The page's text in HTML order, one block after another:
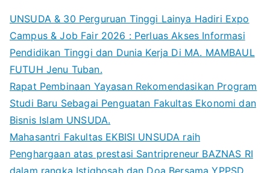
UNSUDA & 30 Perguruan Tinggi Lainya Hadiri Expo
Campus & Job Fair 2026 : Perluas Akses Informasi
Pendidikan Tinggi dan Dunia Kerja Di MA. MAMBAUL
FUTUH Jenu Tuban.
Rapat Pembinaan Yayasan Rekomendasikan Program
Studi Baru Sebagai Penguatan Fakultas Ekonomi dan
Bisnis Islam UNSUDA.
Mahasantri Fakultas EKBISI UNSUDA raih
Penghargaan atas prestasi Santripreneur BAZNAS RI
dalam rangka Istighosah dan Doa Bersama YPPSD